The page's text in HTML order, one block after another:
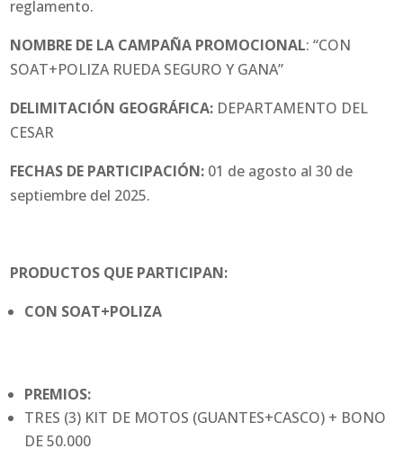
reglamento.
NOMBRE DE LA CAMPAÑA PROMOCIONAL: “CON
SOAT+POLIZA RUEDA SEGURO Y GANA”
DELIMITACIÓN GEOGRÁFICA: DEPARTAMENTO DEL
CESAR
FECHAS DE PARTICIPACIÓN: 01 de agosto al 30 de
septiembre del 2025.
PRODUCTOS QUE PARTICIPAN:
CON SOAT+POLIZA
PREMIOS:
TRES (3) KIT DE MOTOS (GUANTES+CASCO) + BONO
DE 50.000